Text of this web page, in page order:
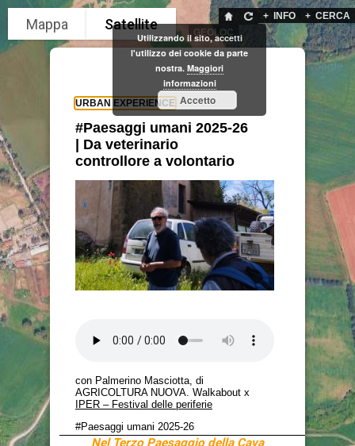
+ CERCA
+ INFO
GEOLOC
Utilizzando il sito, accetti
l'utilizzo dei cookie da parte
nostra. Maggiori
informazioni
Accetto